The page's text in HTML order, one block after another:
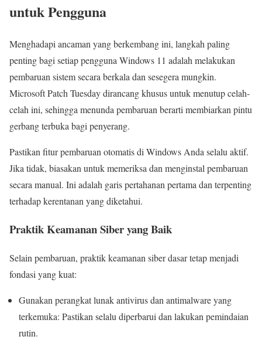
untuk Pengguna
Menghadapi ancaman yang berkembang ini, langkah paling
penting bagi setiap pengguna Windows 11 adalah melakukan
pembaruan sistem secara berkala dan sesegera mungkin.
Microsoft Patch Tuesday dirancang khusus untuk menutup celah-
celah ini, sehingga menunda pembaruan berarti membiarkan pintu
gerbang terbuka bagi penyerang.
Pastikan fitur pembaruan otomatis di Windows Anda selalu aktif.
Jika tidak, biasakan untuk memeriksa dan menginstal pembaruan
secara manual. Ini adalah garis pertahanan pertama dan terpenting
terhadap kerentanan yang diketahui.
Praktik Keamanan Siber yang Baik
Selain pembaruan, praktik keamanan siber dasar tetap menjadi
fondasi yang kuat:
Gunakan perangkat lunak antivirus dan antimalware yang
terkemuka: Pastikan selalu diperbarui dan lakukan pemindaian
rutin.